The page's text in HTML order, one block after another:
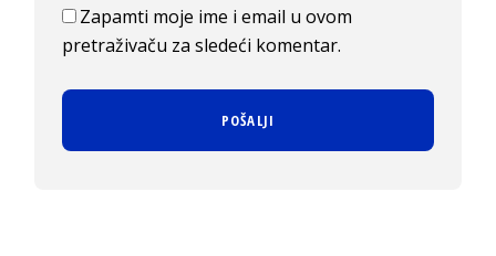
Zapamti moje ime i email u ovom
pretraživaču za sledeći komentar.